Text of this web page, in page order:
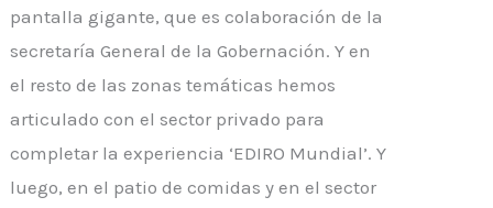
pantalla gigante, que es colaboración de la
secretaría General de la Gobernación. Y en
el resto de las zonas temáticas hemos
articulado con el sector privado para
completar la experiencia ‘EDIRO Mundial’. Y
luego, en el patio de comidas y en el sector